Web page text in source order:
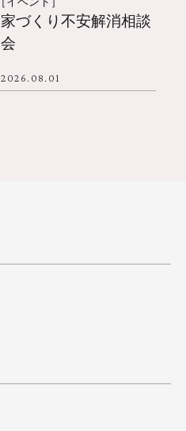
家づくり不安解消相談
会
2026.08.01